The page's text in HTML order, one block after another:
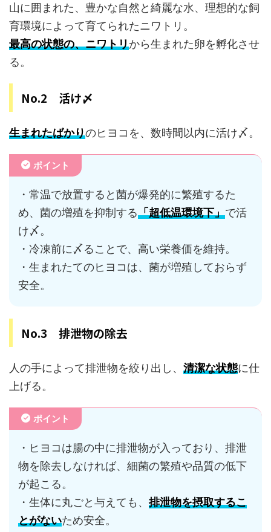
山に囲まれた、豊かな自然と綺麗な水、理想的な飼
育環境によって育てられたニワトリ。
最高の状態の、ニワトリから生まれた卵を孵化させ
る。
No.2 活け〆
生まれたばかりのヒヨコを、数時間以内に活け〆。
ポイント
・常温で放置すると菌が爆発的に繁殖するた
め、菌の増殖を抑制する「超低温環境下」で活
け〆。
・冷凍前に〆ることで、高い栄養価を維持。
・生まれたてのヒヨコは、菌が増殖しておらず
安全。
No.3 排泄物の除去
人の手によって排泄物を絞り出し、 清潔な状態に仕
上げる。
ポイント
・ヒヨコは腸の中に排泄物が入っており、排泄
物を除去しなければ、細菌の繁殖や品質の低下
が起こる。
・生体に丸ごと与えても、 排泄物を摂取するこ
とがないため安全。